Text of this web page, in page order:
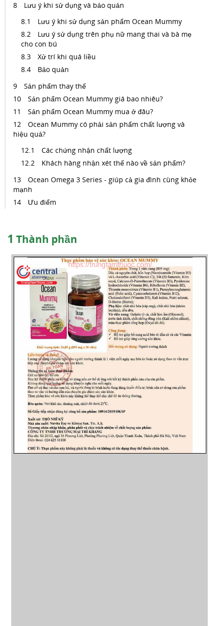
Lưu ý khi sử dụng và bảo quản
Lưu ý khi sử dụng sản phẩm Ocean Mummy
Lưu ý sử dụng trên phụ nữ mang thai và bà mẹ
cho con bú
Xử trí khi quá liều
Bảo quản
Sản phẩm thay thế
Sản phẩm Ocean Mummy giá bao nhiêu?
Sản phẩm Ocean Mummy mua ở đâu?
Ocean Mummy có phải sản phẩm chất lượng và
hiệu quả?
Các chứng nhận chất lượng
Khách hàng nhận xét thế nào về sản phẩm?
Ocean Omega 3 Series - giúp cả gia đình cùng khỏe
mạnh
Ưu điểm
1 Thành phần